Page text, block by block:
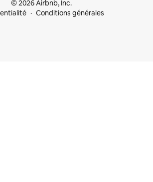
© 2026 Airbnb, Inc.
Conditions générales